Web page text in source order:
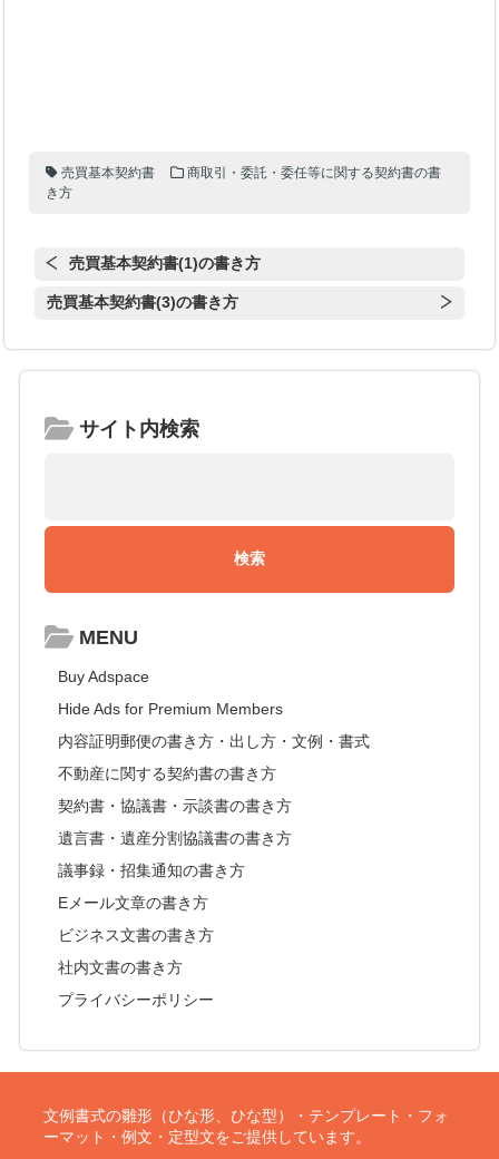
売買基本契約書
商取引・委託・委任等に関する契約書の書
き方
売買基本契約書(1)の書き方
売買基本契約書(3)の書き方
サイト内検索
MENU
Buy Adspace
Hide Ads for Premium Members
内容証明郵便の書き方・出し方・文例・書式
不動産に関する契約書の書き方
契約書・協議書・示談書の書き方
遺言書・遺産分割協議書の書き方
議事録・招集通知の書き方
Eメール文章の書き方
ビジネス文書の書き方
社内文書の書き方
プライバシーポリシー
文例書式の雛形（ひな形、ひな型）・テンプレート・フォ
ーマット・例文・定型文をご提供しています。